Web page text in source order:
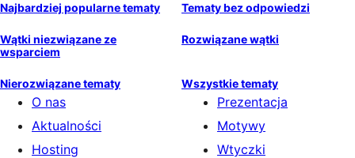
Najbardziej popularne tematy Tematy bez odpowiedzi
Wątki niezwiązane ze
wsparciem
Rozwiązane wątki
Nierozwiązane tematy Wszystkie tematy
O nas
Aktualności
Hosting
Prezentacja
Motywy
Wtyczki